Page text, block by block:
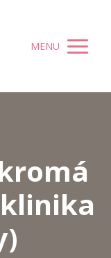
MENU